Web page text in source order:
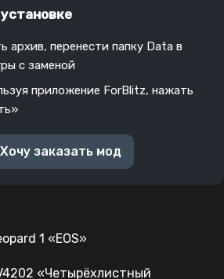
архив, перенести папку Data в
с заменой
приложение ForBlitz, нажать
заказать мод
1 «EOS»
«Четырёхлистный